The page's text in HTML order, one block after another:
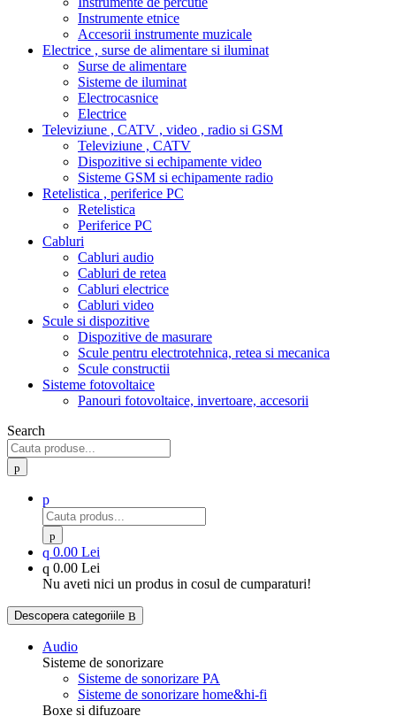
Instrumente etnice
Accesorii instrumente muzicale
Electrice , surse de alimentare si iluminat
Surse de alimentare
Sisteme de iluminat
Electrocasnice
Electrice
Televiziune , CATV , video , radio si GSM
Televiziune , CATV
Dispozitive si echipamente video
Sisteme GSM si echipamente radio
Retelistica , periferice PC
Retelistica
Periferice PC
Cabluri
Cabluri audio
Cabluri de retea
Cabluri electrice
Cabluri video
Scule si dispozitive
Dispozitive de masurare
Scule pentru electrotehnica, retea si mecanica
Scule constructii
Sisteme fotovoltaice
Panouri fotovoltaice, invertoare, accesorii
Search
0.00 Lei
0.00 Lei
Nu aveti nici un produs in cosul de cumparaturi!
Descopera categoriile
Audio
Sisteme de sonorizare
Sisteme de sonorizare PA
Sisteme de sonorizare home&hi-fi
Boxe si difuzoare